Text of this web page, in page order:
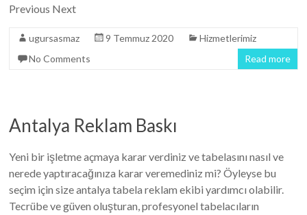
Previous Next
ugursasmaz 9 Temmuz 2020
Hizmetlerimiz
No Comments
Read more
Antalya Reklam Baskı
Yeni bir işletme açmaya karar verdiniz ve tabelasını nasıl ve
nerede yaptıracağınıza karar veremediniz mi? Öyleyse bu
seçim için size antalya tabela reklam ekibi yardımcı olabilir.
Tecrübe ve güven oluşturan, profesyonel tabelacıların